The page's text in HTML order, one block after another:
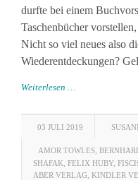
durfte bei einem
Taschenbücher
Nicht so viel neues also
Wiederentdeckungen?
Weiterlesen …
03 JULI 2019
AMOR TOWLES
SHAFAK FELIX HUBY,
ABER VERLAG KINDLER